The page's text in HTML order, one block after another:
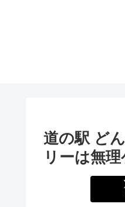
道の駅 ど
リーは無理